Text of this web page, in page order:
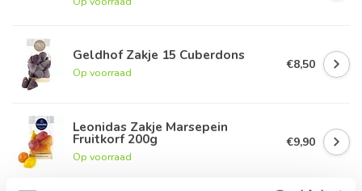
Geldhof Zakje 15 Cuberdons
Op voorraad
€8,50
Leonidas Zakje Marsepein
Fruitkorf 200g
Op voorraad
€9,90